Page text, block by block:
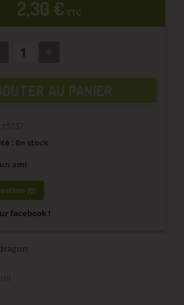
2,30 € TTC
AU PANIER
: 5157
: En stock
ami
(0)
facebook !